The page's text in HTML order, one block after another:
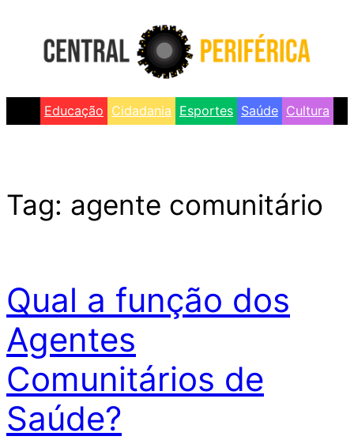
content
Educação Cidadania Esportes Saúde Cultura
Tag: agente comunitário
Qual a função dos
Agentes
Comunitários de
Saúde?